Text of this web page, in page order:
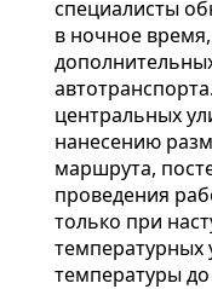
специалисты
в ночное
центральных
нанесению
маршрута,
проведения
только при
температурных
температуры до